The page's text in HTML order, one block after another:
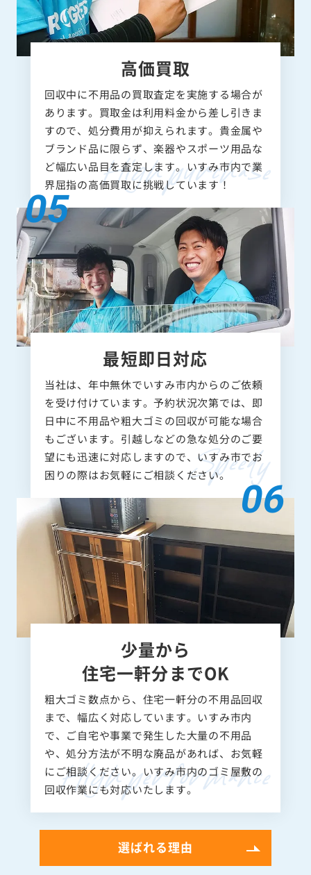
高価買取
回収中に不用品の買取査定を実施する場合が
あります。買取金は利用料金から差し引きま
すので、処分費用が抑えられます。貴金属や
ブランド品に限らず、楽器やスポーツ用品な
ど幅広い品目を査定します。いすみ市内で業
界屈指の高価買取に挑戦しています！
最短即日対応
当社は、年中無休でいすみ市内からのご依頼
を受け付けています。予約状況次第では、即
日中に不用品や粗大ゴミの回収が可能な場合
もございます。引越しなどの急な処分のご要
望にも迅速に対応しますので、いすみ市でお
困りの際はお気軽にご相談ください。
少量から
住宅一軒分までOK
粗大ゴミ数点から、住宅一軒分の不用品回収
まで、幅広く対応しています。いすみ市内
で、ご自宅や事業で発生した大量の不用品
や、処分方法が不明な廃品があれば、お気軽
にご相談ください。いすみ市内のゴミ屋敷の
回収作業にも対応いたします。
選ばれる理由